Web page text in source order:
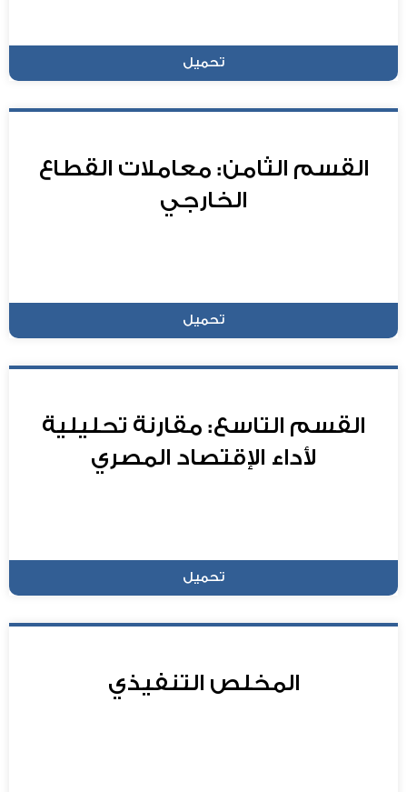
تحميل
القسم الثامن: معاملات القطاع
الخارجي
تحميل
القسم التاسع: مقارنة تحليلية
لأداء الإقتصاد المصري
تحميل
المخلص التنفيذي